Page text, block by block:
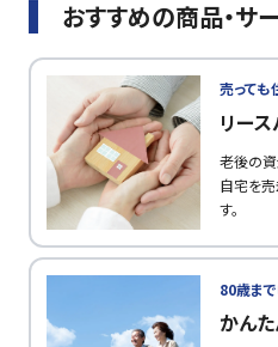
おすすめの商品・サ
売っても
リー
老後の
自宅を
す。
80歳ま
かん